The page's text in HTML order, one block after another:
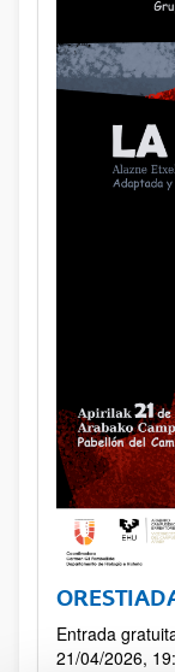
Entrada
21/04/2026,